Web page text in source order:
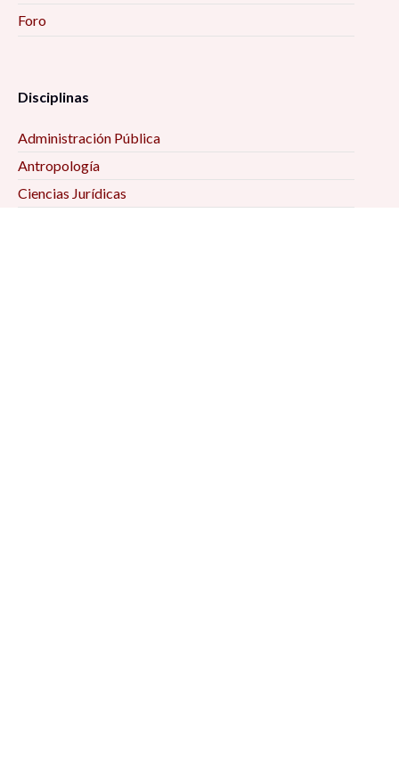
Foro
Disciplinas
Administración Pública
Antropología
Ciencias Jurídicas